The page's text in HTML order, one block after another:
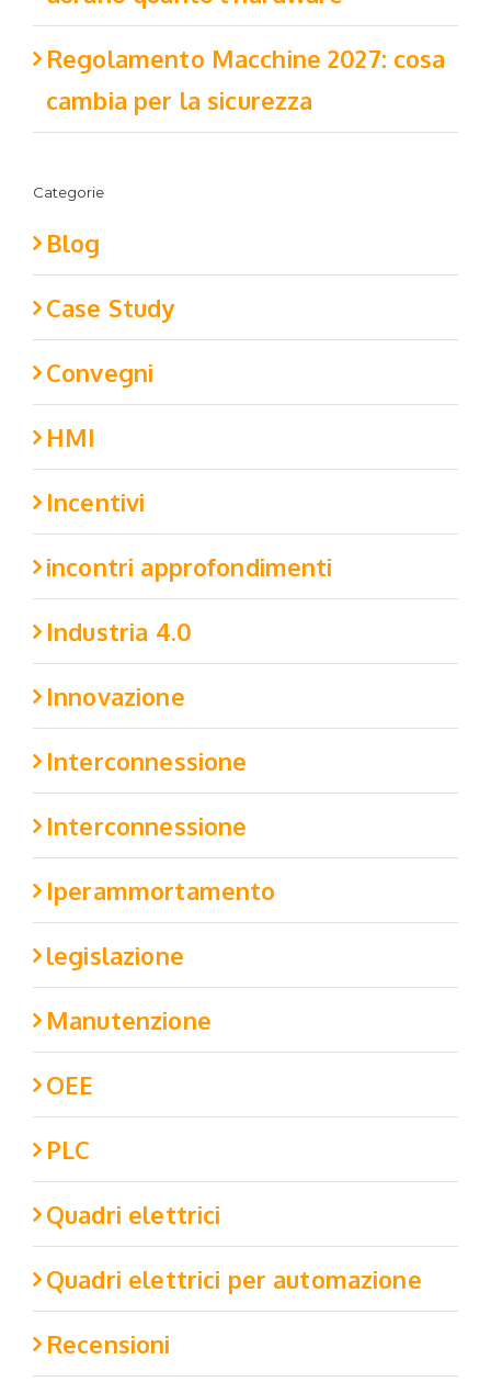
Regolamento Macchine 2027: cosa
cambia per la sicurezza
Categorie
Blog
Case Study
Convegni
HMI
Incentivi
incontri approfondimenti
Industria 4.0
Innovazione
Interconnessione
Interconnessione
Iperammortamento
legislazione
Manutenzione
OEE
PLC
Quadri elettrici
Quadri elettrici per automazione
Recensioni